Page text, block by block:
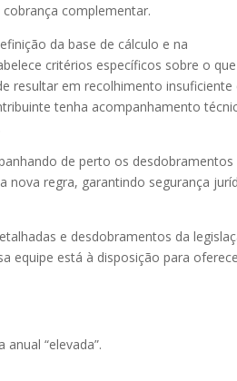
complementar.
da base de cálculo e na
critérios específicos sobre o que
resultar em recolhimento insuficiente
tenha acompanhamento
de perto os desdobramentos
nova regra, garantindo segurança
e desdobramentos da
equipe está à disposição para
“elevada”.